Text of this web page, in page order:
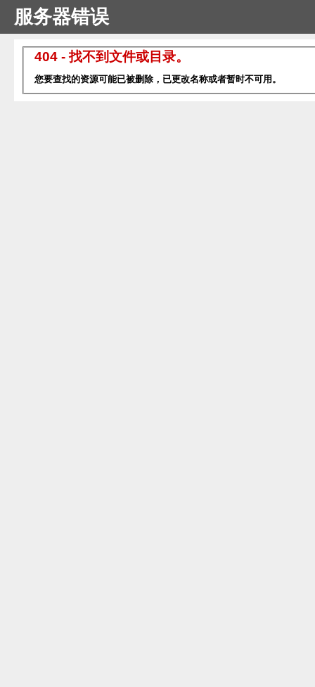
服务器错误
404 - 找不到文件或目录。
您要查找的资源可能已被删除，已更改名称或者暂时不可用。